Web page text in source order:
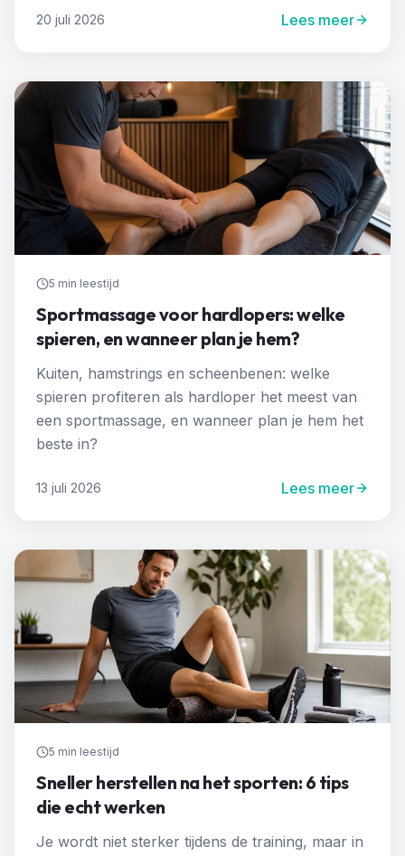
20 juli 2026 Lees meer
5 min leestijd
Sportmassage voor hardlopers: welke
spieren, en wanneer plan je hem?
Kuiten, hamstrings en scheenbenen: welke
spieren profiteren als hardloper het meest van
een sportmassage, en wanneer plan je hem het
beste in?
13 juli 2026 Lees meer
5 min leestijd
Sneller herstellen na het sporten: 6 tips
die echt werken
Je wordt niet sterker tijdens de training, maar in